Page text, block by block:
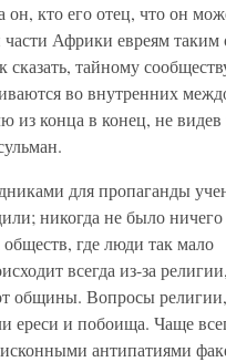
кто его отец, что он
Африки евреям таким
сказать, тайному
во внутренних
из конца в конец, не видев
для пропаганды
никогда не было
где люди так мало
всегда из-за
общины. Вопросы
ереси и побоища. Чаще
антипатиями